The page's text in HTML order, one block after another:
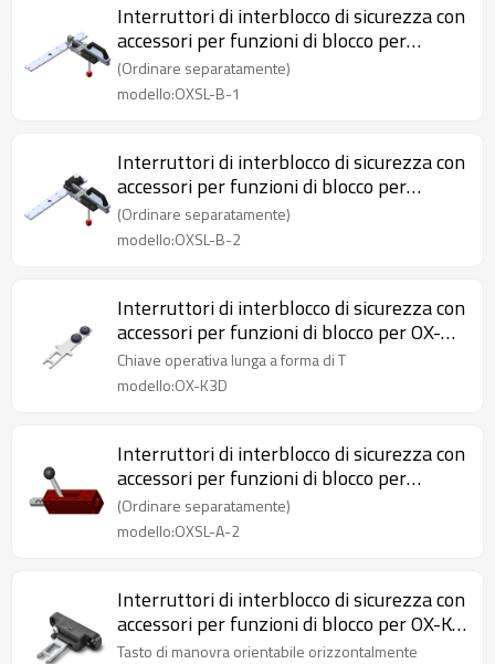
Interruttori di interblocco di sicurezza con
accessori per funzioni di blocco per
maniglie di porte di sicurezza OXSL-B-1
(Ordinare separatamente)
modello:OXSL-B-1
Interruttori di interblocco di sicurezza con
accessori per funzioni di blocco per
maniglie di porte di sicurezza OXSL-B-2
(Ordinare separatamente)
modello:OXSL-B-2
Interruttori di interblocco di sicurezza con
accessori per funzioni di blocco per OX-
K3D Chiave operativa lunga a forma di T
con cuscino
Chiave operativa lunga a forma di T
modello:OX-K3D
Interruttori di interblocco di sicurezza con
accessori per funzioni di blocco per
maniglie di porte di sicurezza OXSL-A-2
(Ordinare separatamente)
modello:OXSL-A-2
Interruttori di interblocco di sicurezza con
accessori per funzioni di blocco per OX-K5
Chiave operativa regolabile orizzontale
Tasto di manovra orientabile orizzontalmente